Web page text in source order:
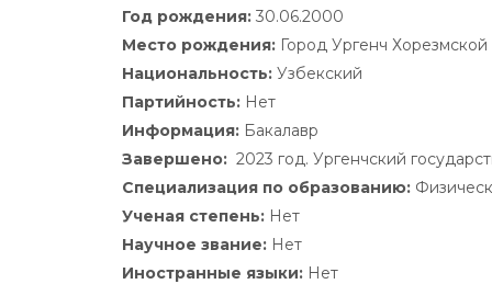
Год рождения:30.06.2000
Место рождения: Город Ургенч Хорезмской
Национальность:Узбекский
Партийность: Нет
Информация: Бакалавр
Завершено:2023 год. Ургенчский
Специализация по образованию:
Ученая степень: Нет
Научное звание: Нет
Иностранные языки: Нет